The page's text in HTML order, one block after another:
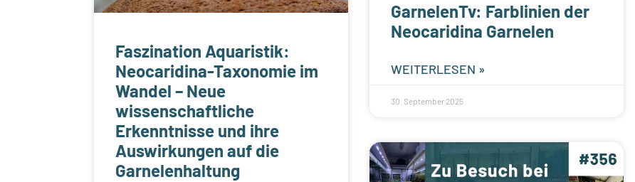
Faszination Aquaristik:
Neocaridina-Taxonomie im
Wandel – Neue
wissenschaftliche
Erkenntnisse und ihre
Auswirkungen auf die
Garnelenhaltung
GarnelenTv: Farblinien der
Neocaridina Garnelen
WEITERLESEN »
30. September 2025